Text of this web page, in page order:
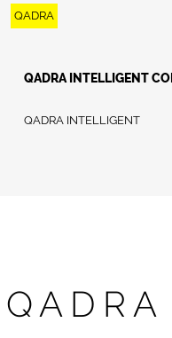
QADRA
QADRA INTELLIGENT
QADRA INTELLIGENT
QADRA